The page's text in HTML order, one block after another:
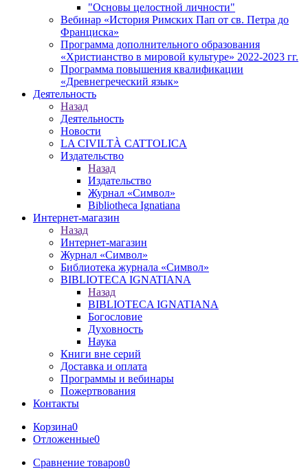
"Основы целостной личности"
Вебинар «История Римских Пап от св. Петра до
Франциска»
Программа дополнительного образования
«Христианство в мировой культуре» 2022-2023 гг.
Программа повышения квалификации
«Древнегреческий язык»
Деятельность
Назад
Деятельность
Новости
LA CIVILTÀ CATTOLICA
Издательство
Назад
Издательство
Журнал «Символ»
Bibliotheca Ignatiana
Интернет-магазин
Назад
Интернет-магазин
Журнал «Символ»
Библиотека журнала «Символ»
BIBLIOTECA IGNATIANA
Назад
BIBLIOTECA IGNATIANA
Богословие
Духовность
Наука
Книги вне серий
Доставка и оплата
Программы и вебинары
Пожертвования
Контакты
Корзина0
Отложенные0
Сравнение товаров0